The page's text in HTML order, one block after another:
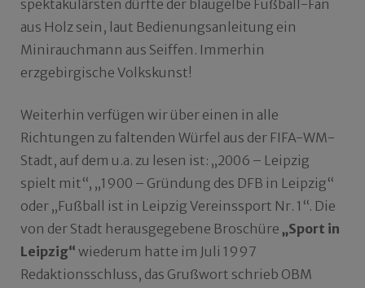
spektakulärsten dürfte der blaugelbe Fußball-Fan
aus Holz sein, laut Bedienungsanleitung ein
Minirauchmann aus Seiffen. Immerhin
erzgebirgische Volkskunst!
Weiterhin verfügen wir über einen in alle
Richtungen zu faltenden Würfel aus der FIFA-WM-
Stadt, auf dem u.a. zu lesen ist: „2006 – Leipzig
spielt mit“, „1900 – Gründung des DFB in Leipzig“
oder „Fußball ist in Leipzig Vereinssport Nr. 1“. Die
von der Stadt herausgegebene Broschüre „Sport in
Leipzig“ wiederum hatte im Juli 1997
Redaktionsschluss, das Grußwort schrieb OBM